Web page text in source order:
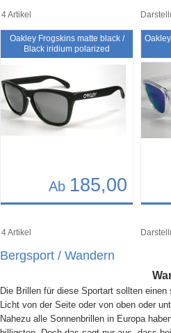
4 Artikel
Oakley Frogskins matte black /
Black iridium polarized
Ab 185,00
Art.-Nr.: 9481 Art.-
4 Artikel
Bergsport / Wandern
Die Brillen für diese Sportart sollten
Licht von der Seite oder von oben oder
Nahezu alle Sonnenbrillen in Europa